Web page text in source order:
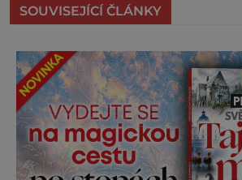
SOUVISEJÍCÍ ČLÁNKY